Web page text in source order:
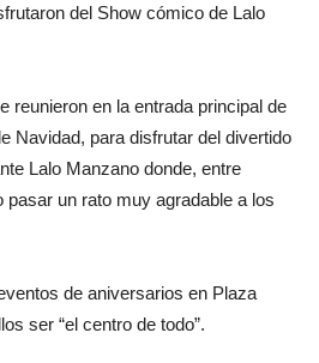
del Show cómico de Lalo
reunieron en la entrada principal de
Navidad, para disfrutar del divertido
Lalo Manzano donde, entre
un rato muy agradable a los
de aniversarios en Plaza
ser “el centro de todo”.